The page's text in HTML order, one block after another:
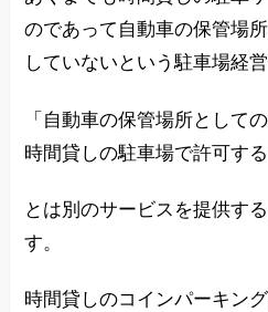
のであって自動車の保管場
していないという駐車場経営
「自動車の保管場所として
時間貸しの駐車場で許可する
とは別のサービスを提供す
す。
時間貸しのコインパーキン